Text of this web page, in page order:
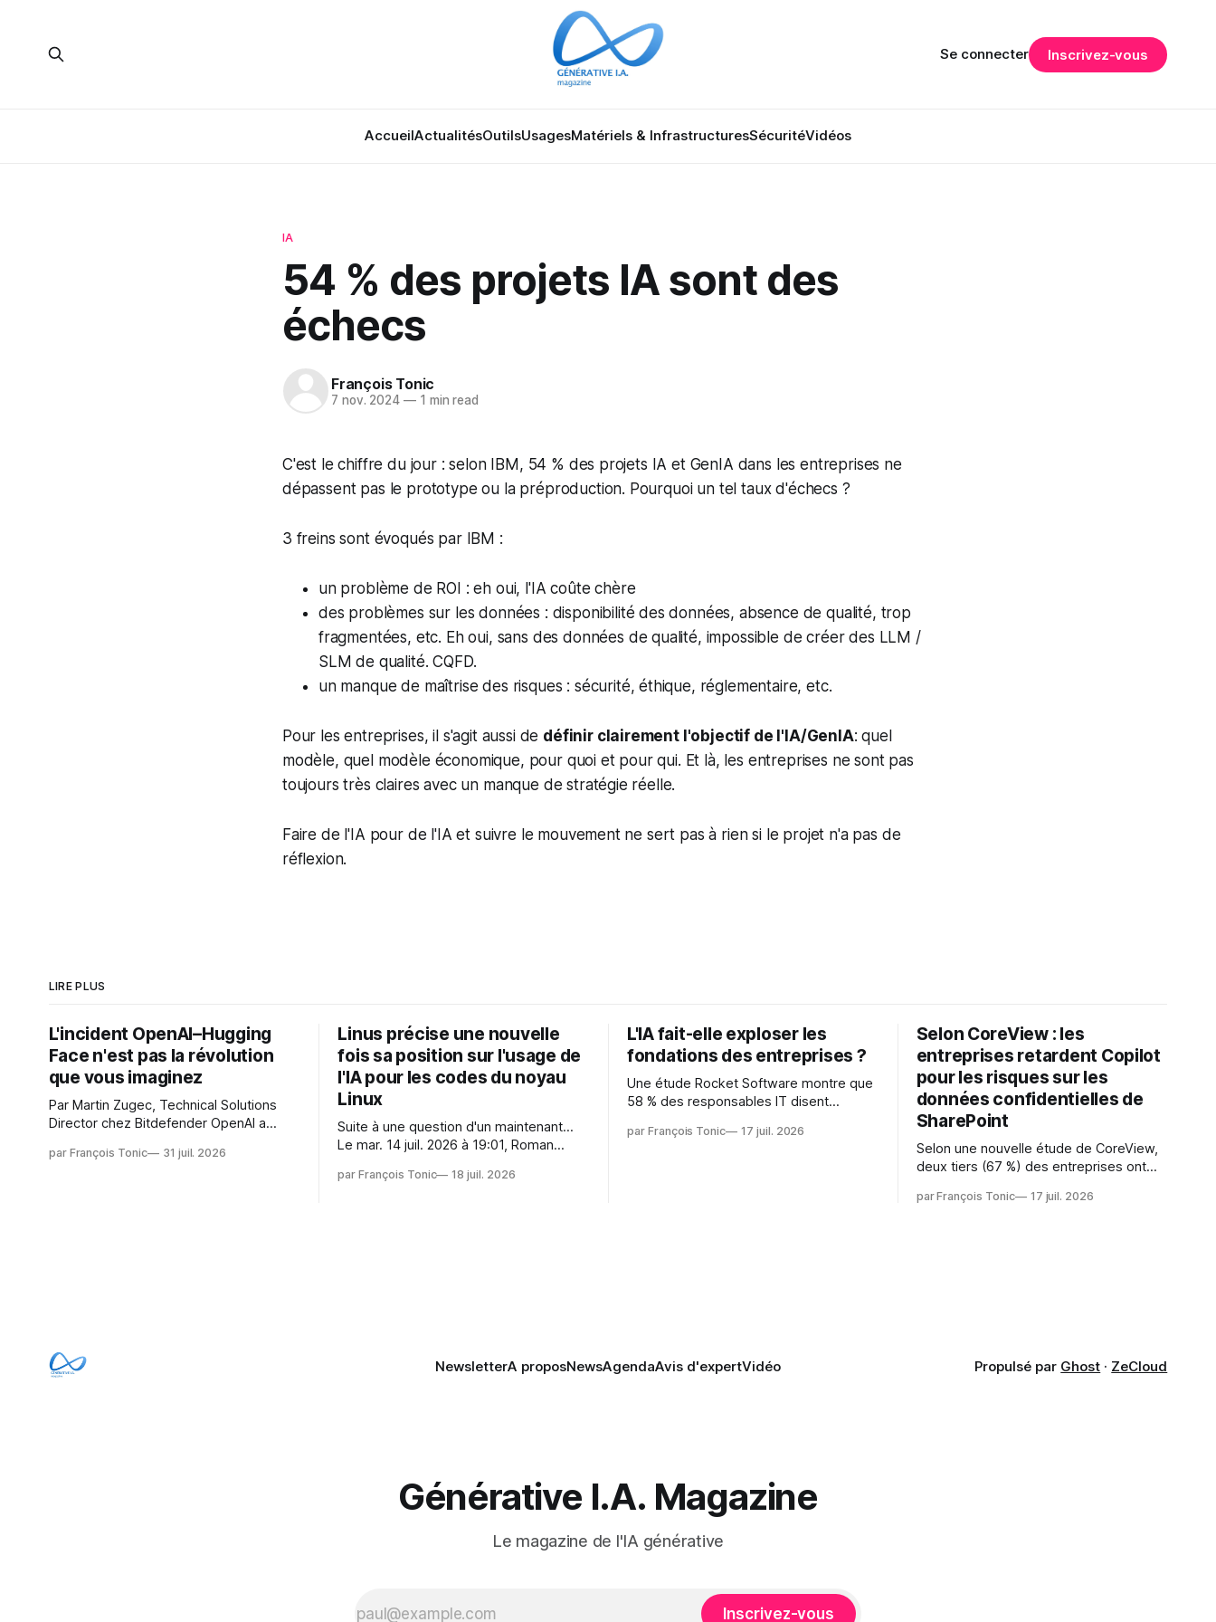
AccueilActualitésOutilsUsagesMatériels & InfrastructuresSécuritéVidéos
Se connecter Inscrivez-vous
IA
54 % des projets IA sont des
échecs
François Tonic
7 nov. 2024 —1 min read
C'est le chiffre du jour : selon IBM, 54 % des projets IA et GenIA dans les entreprises ne
dépassent pas le prototype ou la préproduction. Pourquoi un tel taux d'échecs ?
3 freins sont évoqués par IBM :
un problème de ROI : eh oui, l'IA coûte chère
des problèmes sur les données : disponibilité des données, absence de qualité, trop
fragmentées, etc. Eh oui, sans des données de qualité, impossible de créer des LLM /
SLM de qualité. CQFD.
un manque de maîtrise des risques : sécurité, éthique, réglementaire, etc.
Pour les entreprises, il s'agit aussi de définir clairement l'objectif de l'IA/GenIA: quel
modèle, quel modèle économique, pour quoi et pour qui. Et là, les entreprises ne sont pas
toujours très claires avec un manque de stratégie réelle.
Faire de l'IA pour de l'IA et suivre le mouvement ne sert pas à rien si le projet n'a pas de
réflexion.
LIRE PLUS
L'incident OpenAI–Hugging
Face n'est pas la révolution
que vous imaginez
Par Martin Zugec, Technical Solutions
Director chez Bitdefender OpenAI a
dans le cadre d'une évaluation interne
par François Tonic 31 juil. 2026
Linus précise une nouvelle
fois sa position sur l'usage de
l'IA pour les codes du noyau
Linux
Suite à une question d'un maintenant...
Le mar. 14 juil. 2026 à 19:01, Roman
écrit : Je pense que cela rend l'objectif
par François Tonic 18 juil. 2026
L'IA fait-elle exploser les
fondations des entreprises ?
Une étude Rocket Software montre que
58 % des responsables IT disent
émergentes telles que l'IA. Mais l'IA est
par François Tonic 17 juil. 2026
Selon CoreView : les
entreprises retardent Copilot
pour les risques sur les
données confidentielles de
SharePoint
Selon une nouvelle étude de CoreView,
deux tiers (67 %) des entreprises ont
Microsoft Copilot, craignant que l'IA
par François Tonic 17 juil. 2026
NewsletterA proposNewsAgendaAvis d'expertVidéo Propulsé par Ghost · ZeCloud
Générative I.A. Magazine
Le magazine de l'IA générative
Inscrivez-vous